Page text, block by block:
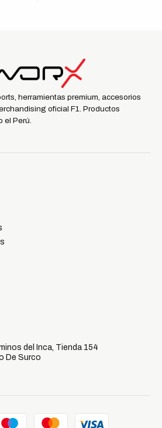
herramientas premium, accesorios
oficial F1. Productos
el Perú.
del Inca, Tienda 154
De Surco